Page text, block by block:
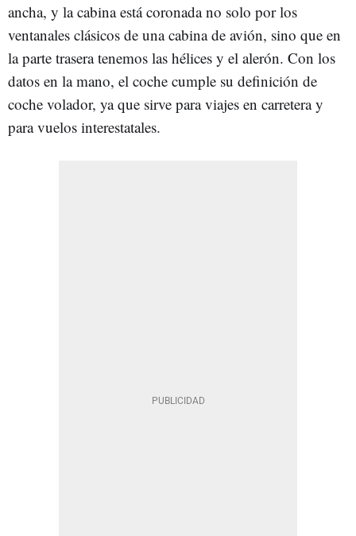
ancha, y la cabina está coronada no solo por los
ventanales clásicos de una cabina de avión, sino que en
la parte trasera tenemos las hélices y el alerón. Con los
datos en la mano, el coche cumple su definición de
coche volador, ya que sirve para viajes en carretera y
para vuelos interestatales.